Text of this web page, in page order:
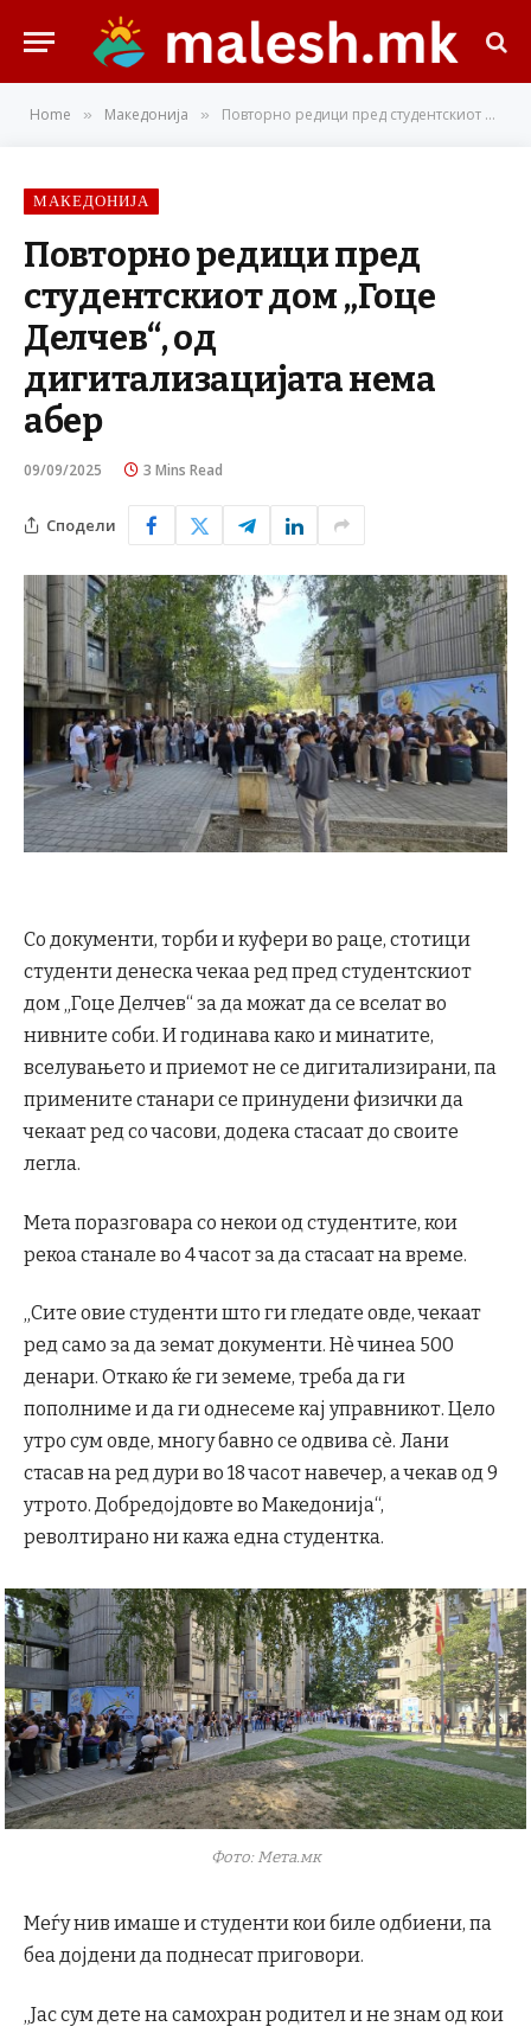
Home » Македонија » Повторно редици пред студентскиот дом „Гоце Делчев“, од дигитализацијата нема абер
МАКЕДОНИЈА
Повторно редици пред
студентскиот дом „Гоце
Делчев“, од
дигитализацијата нема
абер
09/09/2025 3 Mins Read
Сподели
Со документи, торби и куфери во раце, стотици
студенти денеска чекаа ред пред студентскиот
дом „Гоце Делчев“ за да можат да се вселат во
нивните соби. И годинава како и минатите,
вселувањето и приемот не се дигитализирани, па
примените станари се принудени физички да
чекаат ред со часови, додека стасаат до своите
легла.
Мета поразговара со некои од студентите, кои
рекоа станале во 4 часот за да стасаат на време.
„Сите овие студенти што ги гледате овде, чекаат
ред само за да земат документи. Нè чинеа 500
денари. Откако ќе ги земеме, треба да ги
пополниме и да ги однесеме кај управникот. Цело
утро сум овде, многу бавно се одвива сè. Лани
стасав на ред дури во 18 часот навечер, а чекав од 9
утрото. Добредојдовте во Македонија“,
револтирано ни кажа една студентка.
Фото: Мета.мк
Меѓу нив имаше и студенти кои биле одбиени, па
беа дојдени да поднесат приговори.
„Јас сум дете на самохран родител и не знам од кои